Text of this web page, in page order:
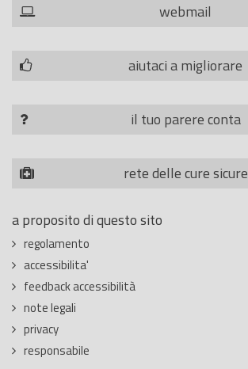
webmail
aiutaci a migliorare
il tuo parere conta
rete delle cure sicure
a proposito di questo sito
regolamento
accessibilita'
feedback accessibilità
note legali
privacy
responsabile